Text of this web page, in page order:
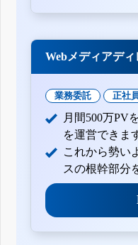
Webメディアデ
業務委託 正社
月間500万PV
を運営できま
これから勢い
スの根幹部分